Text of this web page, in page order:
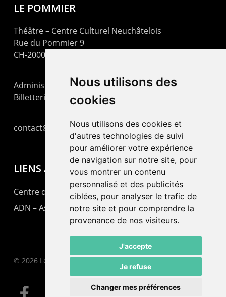
Nous utilisons des
cookies
Nous utilisons des cookies et
d'autres technologies de suivi
pour améliorer votre expérience
de navigation sur notre site, pour
vous montrer un contenu
personnalisé et des publicités
ciblées, pour analyser le trafic de
notre site et pour comprendre la
provenance de nos visiteurs.
J'accepte
Je refuse
Changer mes préférences
LE POMMIER
Théâtre – Centre Culturel Neuchâtelois
Rue du Pommier 9
CH-2000 Neuchâtel
Administration : +41 32 725 03 03
Billetterie : +41 32 725 05 05
contact@lepommier.ch
LIENS AMIS
Centre de culture ABC
ADN – Association Danse Neuchâtel
© 2026 Le Pommier.
facebook email